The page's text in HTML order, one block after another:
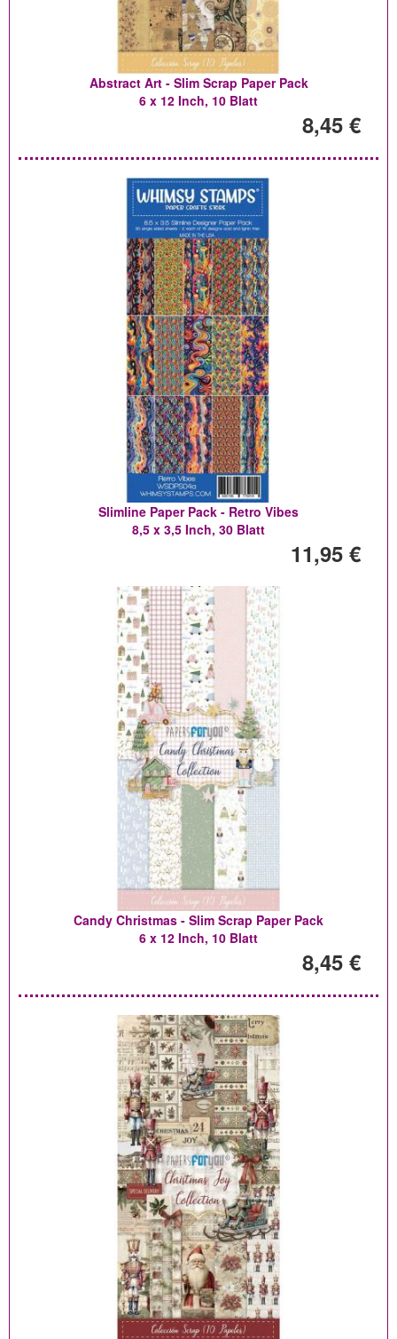
Abstract Art - Slim Scrap Paper Pack
6 x 12 Inch, 10 Blatt
8,45 €
Slimline Paper Pack - Retro Vibes
8,5 x 3,5 Inch, 30 Blatt
11,95 €
Candy Christmas - Slim Scrap Paper Pack
6 x 12 Inch, 10 Blatt
8,45 €